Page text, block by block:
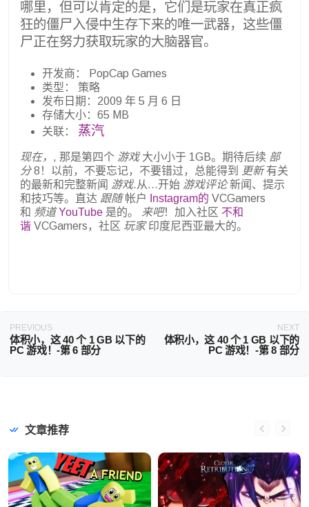
哪里，但可以肯定的是，它们是玩家在真正疯
狂的僵尸入侵中生存下来的唯一武器，这些僵
尸正在努力获取玩家的大脑器官。
开发商： PopCap Games
类型： 策略
发布日期：2009 年 5 月 6 日
存储大小：65 MB
关联： 蒸汽
现在， , 那是第四个 游戏大小小于 1GB。期待后续 部
分8！以前，不要忘记，不要错过，总能得到 更新有关
的最新和完整新闻 游戏.从...开始 游戏评论新闻、提示
和技巧等。直达 跟随帐户 Instagram的 VCGamers
和 频道 YouTube 是的。 来吧！加入社区 不和
谐 VCGamers，社区 玩家印度尼西亚最大的。
PREVIOUS
体积小，这 40 个 1 GB 以下的
PC 游戏！-第 6 部分
NEXT
体积小，这 40 个 1 GB 以下的
PC 游戏！-第 8 部分
文章推荐